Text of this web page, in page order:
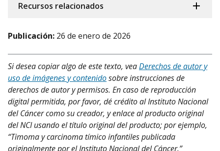
Recursos relacionados
Publicación: 26 de enero de 2026
Si desea copiar algo de este texto, veaDerechos de autor y
uso de imágenes y contenidosobre instrucciones de
derechos de autor y permisos. En caso de reproducción
digital permitida, por favor, dé crédito al Instituto Nacional
del Cáncer como su creador, y enlace al producto original
del NCI usando el título original del producto; por ejemplo,
“Timoma y carcinoma tímico infantiles publicada
originalmente por el Instituto Nacional del Cáncer.”